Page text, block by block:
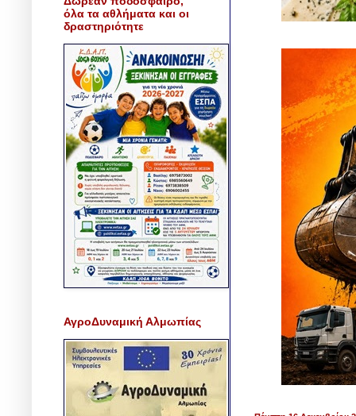
όλα τα αθλήματα και οι
δραστηριότητε
ΑγροΔυναμική Αλμωπίας